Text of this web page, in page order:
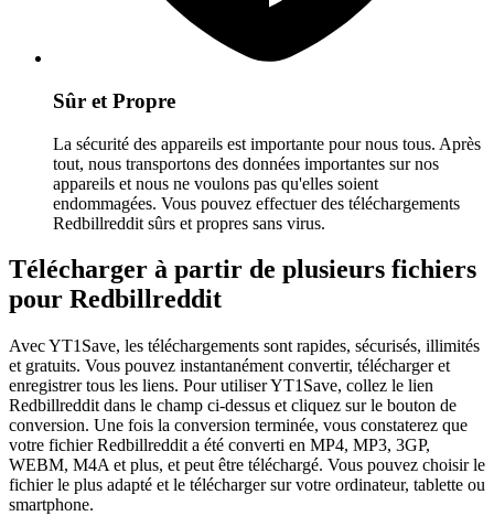
Sûr et Propre
La sécurité des appareils est importante pour nous tous. Après
tout, nous transportons des données importantes sur nos
appareils et nous ne voulons pas qu'elles soient
endommagées. Vous pouvez effectuer des téléchargements
Redbillreddit sûrs et propres sans virus.
Télécharger à partir de plusieurs fichiers
pour Redbillreddit
Avec YT1Save, les téléchargements sont rapides, sécurisés, illimités
et gratuits. Vous pouvez instantanément convertir, télécharger et
enregistrer tous les liens. Pour utiliser YT1Save, collez le lien
Redbillreddit dans le champ ci-dessus et cliquez sur le bouton de
conversion. Une fois la conversion terminée, vous constaterez que
votre fichier Redbillreddit a été converti en MP4, MP3, 3GP,
WEBM, M4A et plus, et peut être téléchargé. Vous pouvez choisir le
fichier le plus adapté et le télécharger sur votre ordinateur, tablette ou
smartphone.